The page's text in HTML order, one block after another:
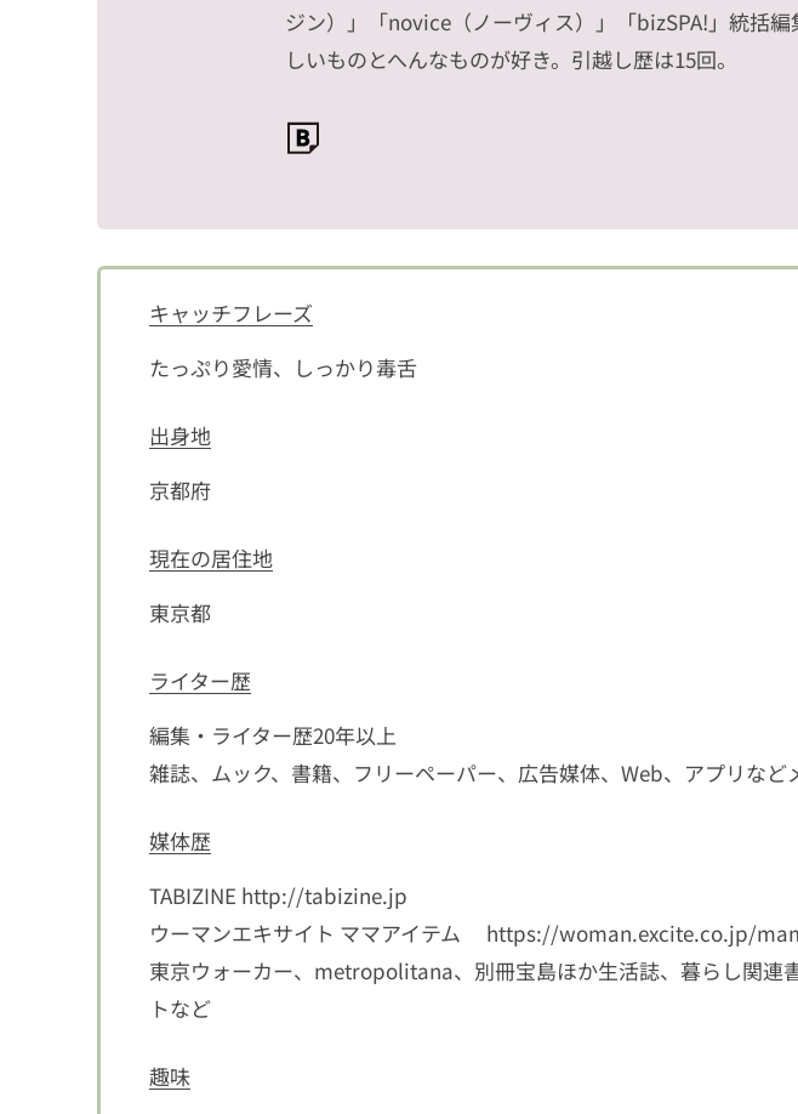
ジン）」「novice（ノーヴィス）」「bizSPA!」統括
しいものとへんなものが好き。引越し歴は15回。
キャッチフレーズ
たっぷり愛情、しっかり毒舌
出身地
京都府
現在の居住地
東京都
ライター歴
編集・ライター歴20年以上
雑誌、ムック、書籍、フリーペーパー、広告媒体、Web、アプリなど
媒体歴
TABIZINE http://tabizine.jp
ウーマンエキサイト ママアイテム https://woman.excite.co.jp/
東京ウォーカー、metropolitana、別冊宝島ほか生活誌、暮らし関連
トなど
趣味